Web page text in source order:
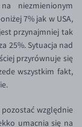
niezmienionym
7% jak w USA,
przynajmniej tak
25%. Sytuacja nad
przyrównuje się
wszystkim fakt,
względnie
umacnia się na